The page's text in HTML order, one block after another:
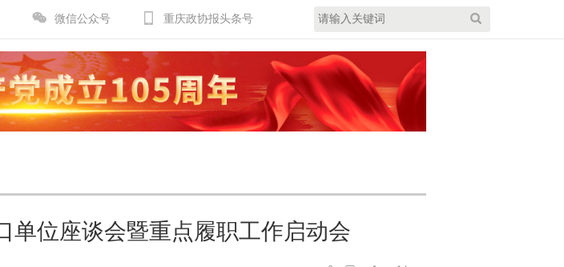
微信公众号 重庆政协报头条号
单位座谈会暨重点履职工作启动会